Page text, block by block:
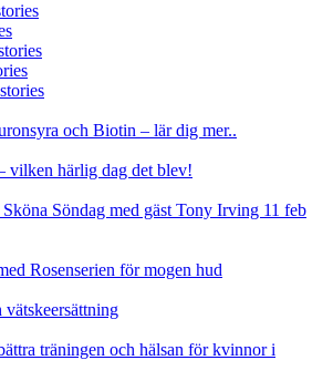
och Biotin – lär dig mer..
vilken härlig dag det blev!
Söndag med gäst Tony Irving 11 feb
Rosenserien för mogen hud
träningen och hälsan för kvinnor i